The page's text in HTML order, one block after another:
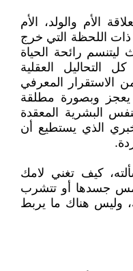
الأم والولد، الأم
ذات اللحظة التي خرج
رائحة الحياة
التحاليل العقلية
الاستقرار المعرفي
يعجز وبصورة مطلقة
البشرية المعقدة
الذي يستطيع أن
كيف تغني لامك
جسدها أو تتشرب
وليس هناك ما يربط